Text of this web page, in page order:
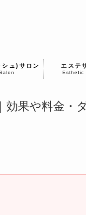
シュ)サロン エステ
Esthetic
果や料金・